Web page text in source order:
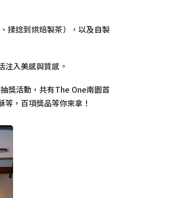
揉捻到烘焙製茶），以及自製
注入美感與質感。
獎活動，共有The One南園首
，百項獎品等你來拿！